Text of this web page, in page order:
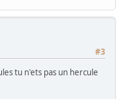
#3
tu n'ets pas un hercule